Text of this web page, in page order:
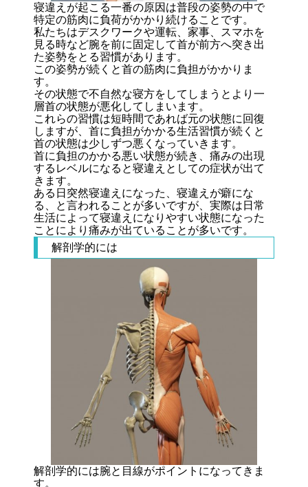
寝違えが起こる一番の原因は普段の姿勢の中で
特定の筋肉に負荷がかかり続けることです。
私たちはデスクワークや運転、家事、スマホを
見る時など腕を前に固定して首が前方へ突き出
た姿勢をとる習慣があります。
この姿勢が続くと首の筋肉に負担がかかりま
す。
その状態で不自然な寝方をしてしまうとより一
層首の状態が悪化してしまいます。
これらの習慣は短時間であれば元の状態に回復
しますが、首に負担がかかる生活習慣が続くと
首の状態は少しずつ悪くなっていきます。
首に負担のかかる悪い状態が続き、痛みの出現
するレベルになると寝違えとしての症状が出て
きます。
ある日突然寝違えになった、寝違えが癖にな
る、と言われることが多いですが、実際は日常
生活によって寝違えになりやすい状態になった
ことにより痛みが出ていることが多いです。
解剖学的には
解剖学的には腕と目線がポイントになってきま
す。